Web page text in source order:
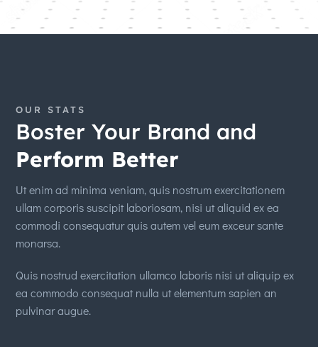
OUR STATS
Boster Your Brand and
Perform Better
Ut enim ad minima veniam, quis nostrum exercitationem
ullam corporis suscipit laboriosam, nisi ut aliquid ex ea
commodi consequatur quis autem vel eum exceur sante
monarsa.
Quis nostrud exercitation ullamco laboris nisi ut aliquip ex
ea commodo consequat nulla ut elementum sapien an
pulvinar augue.